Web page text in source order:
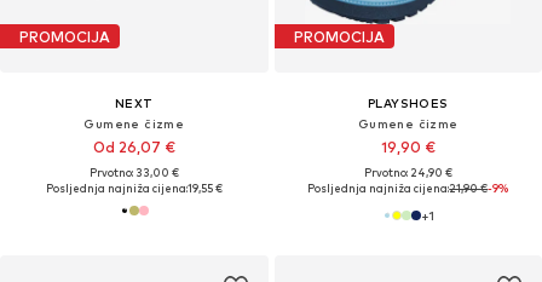
PROMOCIJA
NEXT
Gumene čizme
Od 26,07 €
Prvotno: 33,00 €
Posljednja najniža cijena:19,55 €
PROMOCIJA
PLAYSHOES
Gumene čizme
19,90 €
Prvotno: 24,90 €
Posljednja najniža cijena:21,90 €-9%
+1